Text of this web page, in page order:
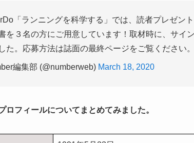
「ランニングを科学する」では、読者プレゼン
を３名の方にご用意しています！取材時に、サイ
た。応募方法は誌面の最終ページをご覧ください。
編集部 (@numberweb) March 18, 2020
ロフィールについてまとめてみました。